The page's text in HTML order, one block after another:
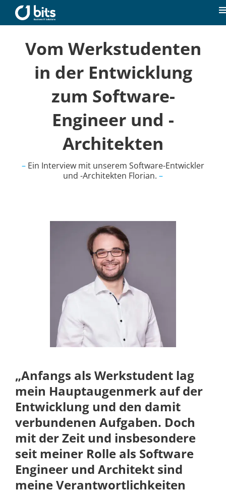
Inhalt
springen
Aktuelles
Unsere Kompetenzen
Über uns
Vom Werkstudenten in
der Entwicklung zum
Software-Engineer und -
Architekten
Ein Interview mit unserem Software-Entwickler
und -Architekten Florian.–
„Anfangs als Werkstudent lag
Entwicklung und den damit
verbundenen Aufgaben. Doch
mit der Zeit und insbesondere
seit meiner Rolle als Software
Engineer und Architekt sind
meine Verantwortlichkeiten
gewachsen.“